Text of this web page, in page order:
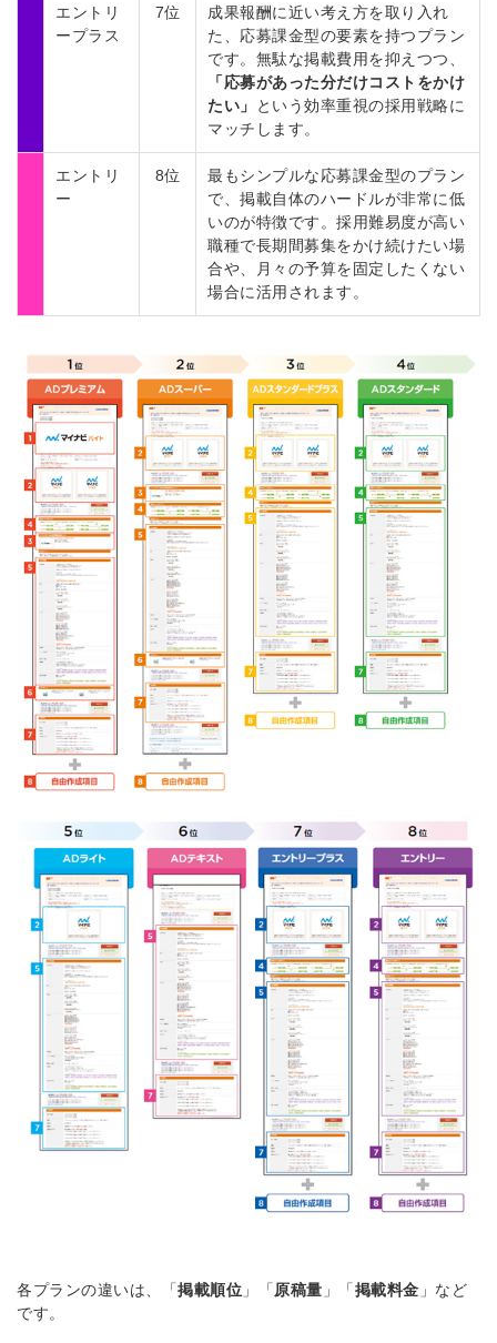
エントリ
ープラス
7位
成果報酬に近い考え方を取り入れ
た、応募課金型の要素を持つプラン
です。無駄な掲載費用を抑えつつ、
「応募があった分だけコストをかけ
たい」
という効率重視の採用戦略に
マッチします。
エントリ
ー
8位
最もシンプルな応募課金型のプラン
で、掲載自体のハードルが非常に低
いのが特徴です。採用難易度が高い
職種で長期間募集をかけ続けたい場
合や、月々の予算を固定したくない
場合に活用されます。
各プランの違いは、「掲載順位 」「原稿量 」「掲載料金 」など
です。
をご利用する
要です。
簡単10秒！無料会員登録
採用課題の解決、新しい採用の
取り組みなどを取材したインタ
ビュー記事が読める
採用にまつわる独自の調査レポ
ートが届く
採用に役立つ記事・資料が届く